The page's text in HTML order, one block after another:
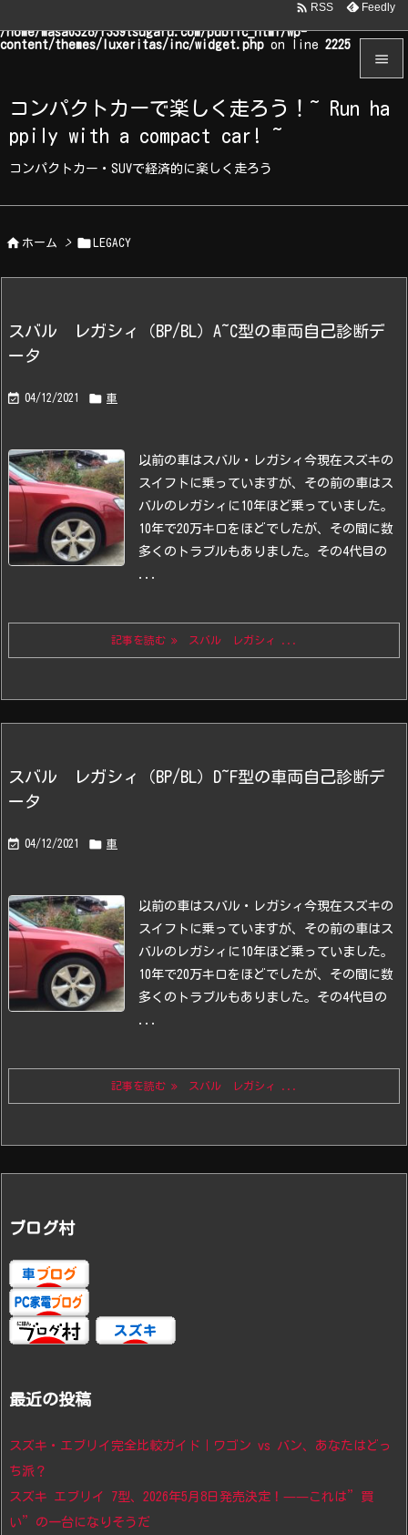
/home/masa0328/r339tsugaru.com/public_html/wp-
content/themes/luxeritas/inc/widget.php on line 2225
コンパクトカーで楽しく走ろう！~ Run ha
ppily with a compact car! ~
コンパクトカー・SUVで経済的に楽しく走ろう


メニュ

 RSS Feedly
 ホーム >  LEGACY
スバル レガシィ（BP/BL）A~C型の車両自己診断デ
ータ
 04/12/2021  車
以前の車はスバル・レガシィ 今現在スズキの
スイフトに乗っていますが、その前の車はス
バルのレガシィに10年ほど乗っていました。
10年で20万キロをほどでしたが、その間に数
多くのトラブルもありました。 その4代目の
...
記事を読む スバル レガシィ ...
スバル レガシィ（BP/BL）D~F型の車両自己診断デ
ータ
 04/12/2021  車
以前の車はスバル・レガシィ 今現在スズキの
スイフトに乗っていますが、その前の車はス
バルのレガシィに10年ほど乗っていました。
10年で20万キロをほどでしたが、その間に数
多くのトラブルもありました。 その4代目の
...
記事を読む スバル レガシィ ...
ブログ村
最近の投稿
スズキ・エブリイ完全比較ガイド｜ワゴン vs バン、あなたはどっ
ち派？
スズキ エブリイ 7型、2026年5月8日発売決定！——これは”買
い”の一台になりそうだ